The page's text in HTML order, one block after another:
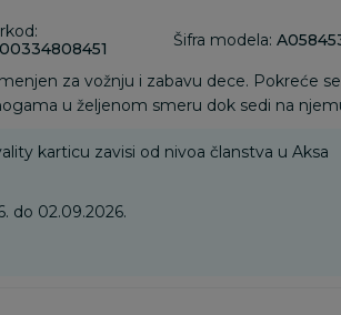
Šifra modela:
za vožnju i zabavu dece. Pokreće se
u željenom smeru dok sedi na
karticu zavisi od nivoa članstva u Aksa
do 02.09.2026.